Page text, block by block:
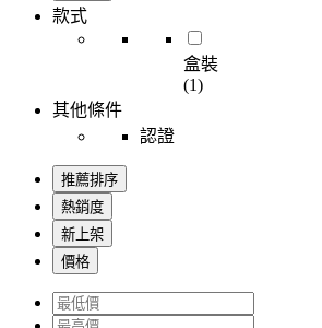
款式
盒裝
(1)
其他條件
認證
推薦排序
熱銷度
新上架
價格